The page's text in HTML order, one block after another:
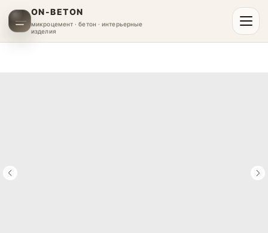
ON-BETON
микроцемент · бетон · интерьерные
изделия